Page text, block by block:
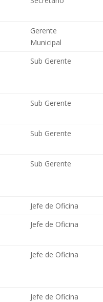
Gerente
Municipal
Sub Gerente
Sub Gerente
Sub Gerente
Sub Gerente
Jefe de Oficina
Jefe de Oficina
Jefe de Oficina
Jefe de Oficina